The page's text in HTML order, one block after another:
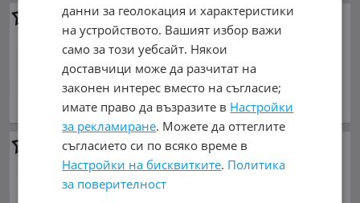
Спирачна система,
Спирачни накладки за Ktm
SX
19.94 €
януари 2004 г.,
обл. София, гр. Ботевград
Спирачна система,
Спирачни накладки за
Kawasaki Kx
данни за геолокация и характеристики
на устройството. Вашият избор важи
само за този уебсайт. Някои
доставчици може да разчитат на
законен интерес вместо на съгласие;
имате право да възразите в Настройки
за рекламиране. Можете да оттеглите
съгласието си по всяко време в
Настройки на бисквитките. Политика
за поверителност